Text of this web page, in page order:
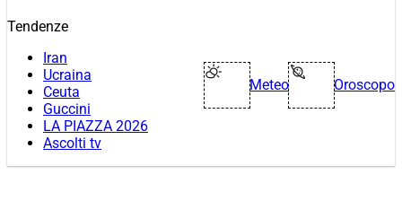
Tendenze
Iran
Ucraina
Ceuta
Guccini
LA PIAZZA 2026
Ascolti tv
Meteo Oroscopo